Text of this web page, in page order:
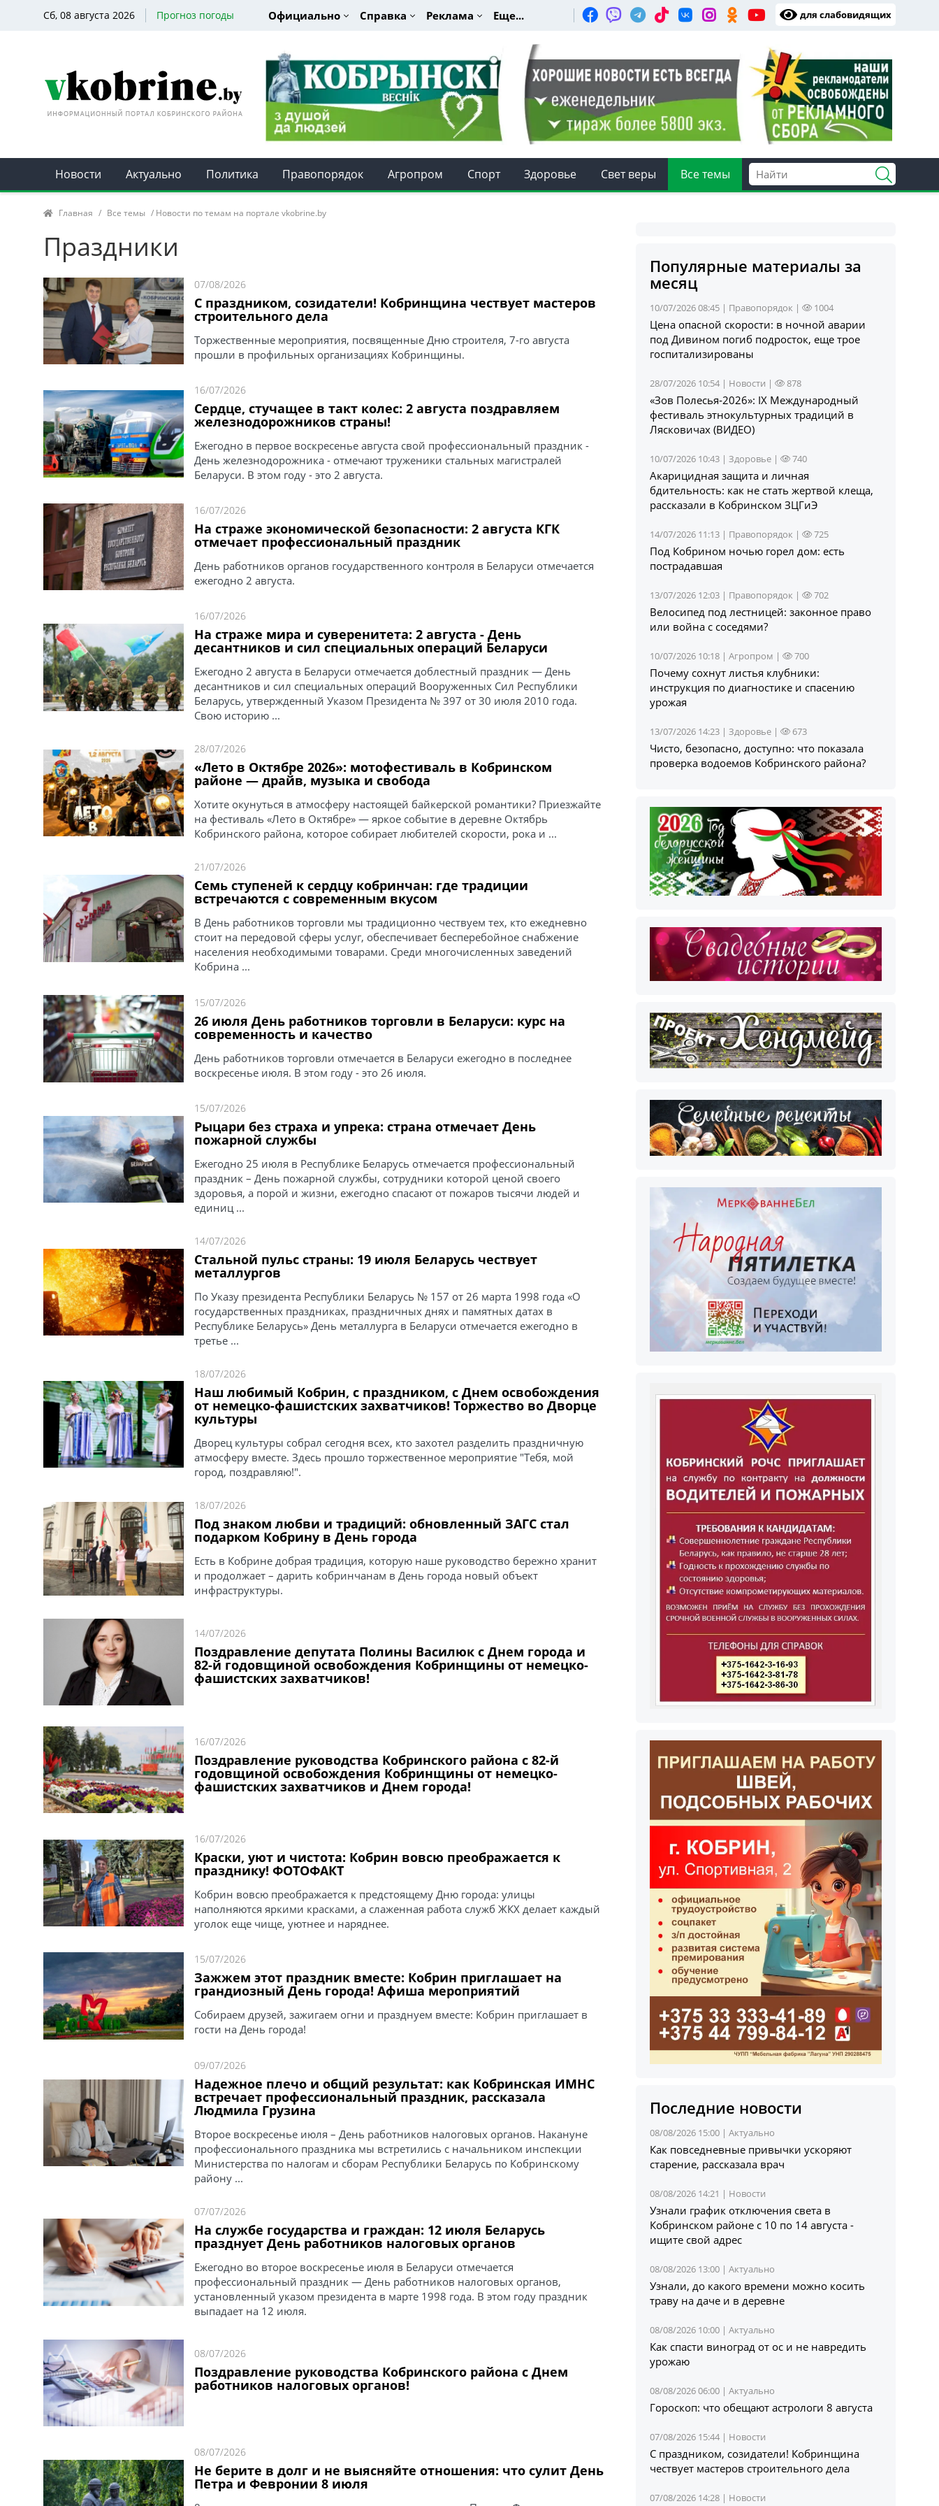
Сб, 08 августа 2026 Прогноз погоды Официально Справка Реклама Еще... для слабовидящих
Новости Актуально Политика Правопорядок Агропром Спорт Здоровье Свет веры Все темы
Главная / Все темы / Новости по темам на портале vkobrine.by
Праздники
07/08/2026
С праздником, созидатели! Кобринщина чествует мастеров
строительного дела
Торжественные мероприятия, посвященные Дню строителя, 7-го августа
прошли в профильных организациях Кобринщины.
16/07/2026
Сердце, стучащее в такт колес: 2 августа поздравляем
железнодорожников страны!
Ежегодно в первое воскресенье августа свой профессиональный праздник -
День железнодорожника - отмечают труженики стальных магистралей
Беларуси. В этом году - это 2 августа.
16/07/2026
На страже экономической безопасности: 2 августа КГК
отмечает профессиональный праздник
День работников органов государственного контроля в Беларуси отмечается
ежегодно 2 августа.
16/07/2026
На страже мира и суверенитета: 2 августа - День
десантников и сил специальных операций Беларуси
Ежегодно 2 августа в Беларуси отмечается доблестный праздник — День
десантников и сил специальных операций Вооруженных Сил Республики
Беларусь, утвержденный Указом Президента № 397 от 30 июля 2010 года.
Свою историю ...
28/07/2026
«Лето в Октябре 2026»: мотофестиваль в Кобринском
районе — драйв, музыка и свобода
Хотите окунуться в атмосферу настоящей байкерской романтики? Приезжайте
на фестиваль «Лето в Октябре» — яркое событие в деревне Октябрь
Кобринского района, которое собирает любителей скорости, рока и ...
21/07/2026
Семь ступеней к сердцу кобринчан: где традиции
встречаются с современным вкусом
В День работников торговли мы традиционно чествуем тех, кто ежедневно
стоит на передовой сферы услуг, обеспечивает бесперебойное снабжение
населения необходимыми товарами. Среди многочисленных заведений
Кобрина ...
15/07/2026
26 июля День работников торговли в Беларуси: курс на
современность и качество
День работников торговли отмечается в Беларуси ежегодно в последнее
воскресенье июля. В этом году - это 26 июля.
15/07/2026
Рыцари без страха и упрека: страна отмечает День
пожарной службы
Ежегодно 25 июля в Республике Беларусь отмечается профессиональный
праздник – День пожарной службы, сотрудники которой ценой своего
здоровья, а порой и жизни, ежегодно спасают от пожаров тысячи людей и
единиц ...
14/07/2026
Стальной пульс страны: 19 июля Беларусь чествует
металлургов
По Указу президента Республики Беларусь № 157 от 26 марта 1998 года «О
государственных праздниках, праздничных днях и памятных датах в
Республике Беларусь» День металлурга в Беларуси отмечается ежегодно в
третье ...
18/07/2026
Наш любимый Кобрин, с праздником, с Днем освобождения
от немецко-фашистских захватчиков! Торжество во Дворце
культуры
Дворец культуры собрал сегодня всех, кто захотел разделить праздничную
атмосферу вместе. Здесь прошло торжественное мероприятие "Тебя, мой
город, поздравляю!".
18/07/2026
Под знаком любви и традиций: обновленный ЗАГС стал
подарком Кобрину в День города
Есть в Кобрине добрая традиция, которую наше руководство бережно хранит
и продолжает – дарить кобринчанам в День города новый объект
инфраструктуры.
14/07/2026
Поздравление депутата Полины Василюк с Днем города и
82-й годовщиной освобождения Кобринщины от немецко-
фашистских захватчиков!
16/07/2026
Поздравление руководства Кобринского района с 82-й
годовщиной освобождения Кобринщины от немецко-
фашистских захватчиков и Днем города!
16/07/2026
Краски, уют и чистота: Кобрин вовсю преображается к
празднику! ФОТОФАКТ
Кобрин вовсю преображается к предстоящему Дню города: улицы
наполняются яркими красками, а слаженная работа служб ЖКХ делает каждый
уголок еще чище, уютнее и наряднее.
15/07/2026
Зажжем этот праздник вместе: Кобрин приглашает на
грандиозный День города! Афиша мероприятий
Собираем друзей, зажигаем огни и празднуем вместе: Кобрин приглашает в
гости на День города!
09/07/2026
Надежное плечо и общий результат: как Кобринская ИМНС
встречает профессиональный праздник, рассказала
Людмила Грузина
Второе воскресенье июля – День работников налоговых органов. Накануне
профессионального праздника мы встретились с начальником инспекции
Министерства по налогам и сборам Республики Беларусь по Кобринскому
району ...
07/07/2026
На службе государства и граждан: 12 июля Беларусь
празднует День работников налоговых органов
Ежегодно во второе воскресенье июля в Беларуси отмечается
профессиональный праздник — День работников налоговых органов,
установленный указом президента в марте 1998 года. В этом году праздник
выпадает на 12 июля.
08/07/2026
Поздравление руководства Кобринского района с Днем
работников налоговых органов!
08/07/2026
Не берите в долг и не выясняйте отношения: что сулит День
Петра и Февронии 8 июля
Популярные материалы за
месяц
10/07/2026 08:45 | Правопорядок | 1004
Цена опасной скорости: в ночной аварии
под Дивином погиб подросток, еще трое
госпитализированы
28/07/2026 10:54 | Новости | 878
«Зов Полесья‑2026»: IX Международный
фестиваль этнокультурных традиций в
Лясковичах (ВИДЕО)
10/07/2026 10:43 |Здоровье | 740
Акарицидная защита и личная
бдительность: как не стать жертвой клеща,
рассказали в Кобринском ЗЦГиЭ
14/07/2026 11:13 | Правопорядок | 725
Под Кобрином ночью горел дом: есть
пострадавшая
13/07/2026 12:03 | Правопорядок | 702
Велосипед под лестницей: законное право
или война с соседями?
10/07/2026 10:18 |Агропром | 700
Почему сохнут листья клубники:
инструкция по диагностике и спасению
урожая
13/07/2026 14:23 |Здоровье | 673
Чисто, безопасно, доступно: что показала
проверка водоемов Кобринского района?
Последние новости
08/08/2026 15:00 |Актуально
Как повседневные привычки ускоряют
старение, рассказала врач
08/08/2026 14:21 | Новости
Узнали график отключения света в
Кобринском районе с 10 по 14 августа -
ищите свой адрес
08/08/2026 13:00 |Актуально
Узнали, до какого времени можно косить
траву на даче и в деревне
08/08/2026 10:00 |Актуально
Как спасти виноград от ос и не навредить
урожаю
08/08/2026 06:00 |Актуально
Гороскоп: что обещают астрологи 8 августа
07/08/2026 15:44 | Новости
С праздником, созидатели! Кобринщина
чествует мастеров строительного дела
07/08/2026 14:28 | Новости